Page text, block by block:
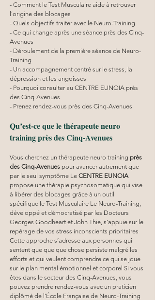
- Comment le Test Musculaire aide à retrouver
l’origine des blocages
- Quels objectifs traiter avec le Neuro-Training
- Ce qui change après une séance près des Cinq-
Avenues
- Déroulement de la première séance de Neuro-
Training
- Un accompagnement centré sur le stress, la
dépression et les angoisses
- Pourquoi consulter au CENTRE EUNOIA près
des Cinq-Avenues
- Prenez rendez-vous près des Cinq-Avenues
Qu’est-ce que le thérapeute neuro
training près des Cinq-Avenues
Vous cherchez un thérapeute neuro training près
des Cinq-Avenues pour avancer autrement que
par le seul symptôme Le CENTRE EUNOIA
propose une thérapie psychosomatique qui vise
à libérer des blocages grâce à un outil
spécifique le Test Musculaire Le Neuro-Training,
développé et démocratisé par les Docteurs
Georges Goodheart et John Thie, s’appuie sur le
repérage de vos stress inconscients prioritaires
Cette approche s’adresse aux personnes qui
sentent que quelque chose persiste malgré les
efforts et qui veulent comprendre ce qui se joue
sur le plan mental émotionnel et corporel Si vous
êtes dans le secteur des Cinq-Avenues, vous
pouvez prendre rendez-vous avec un praticien
diplômé de l’École Française de Neuro-Training